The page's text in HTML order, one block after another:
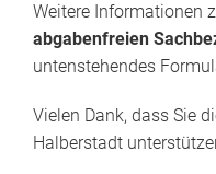
Weitere Informationen
abgabenfreien
untenstehendes
Vielen Dank, dass Sie
Halberstadt